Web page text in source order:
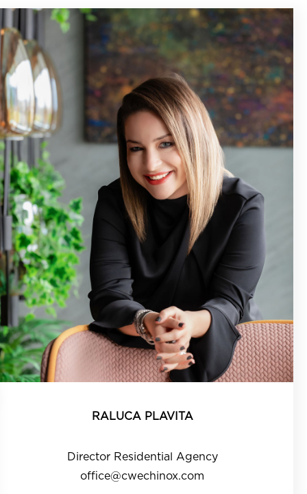
RALUCA PLAVITA
Director Residential Agency
office@cwechinox.com